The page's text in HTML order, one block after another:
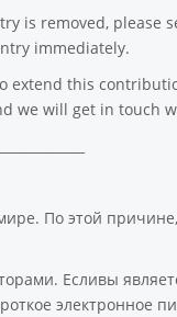
is removed, please
immediately.
extend this
we will get in touch
По этой
Есливы
электронное